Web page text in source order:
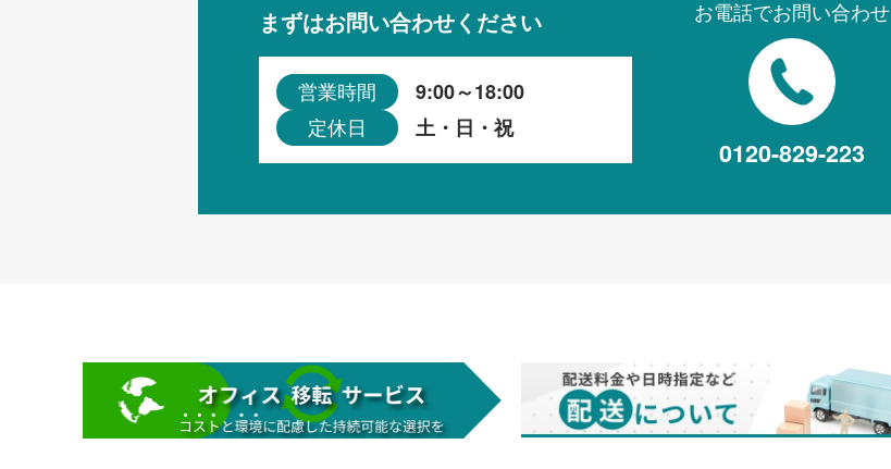
まずはお問い合わせください
営業時間 9:00～18:00
定休日 土・日・祝
お電話でお問い合わせ
0120-829-223